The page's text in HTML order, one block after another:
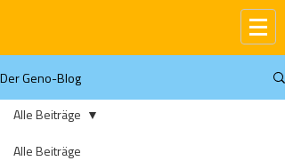
Der Geno-Blog
Alle Beiträge
Alle Beiträge